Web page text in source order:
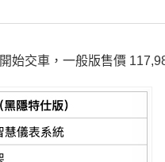
始交車，一般版售價